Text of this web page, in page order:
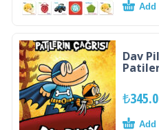
Add
Dav
₺
Add